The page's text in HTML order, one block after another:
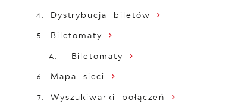
Dystrybucja biletów
Biletomaty
Biletomaty
Mapa sieci
Wyszukiwarki połączeń